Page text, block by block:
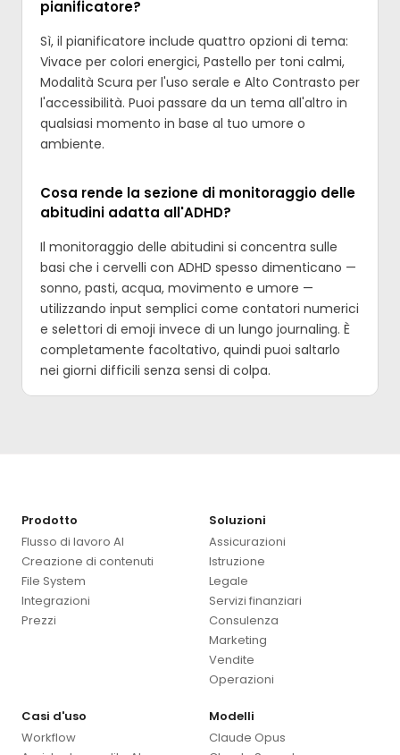
pianificatore?
Sì, il pianificatore include quattro opzioni di tema:
Vivace per colori energici, Pastello per toni calmi,
Modalità Scura per l'uso serale e Alto Contrasto per
l'accessibilità. Puoi passare da un tema all'altro in
qualsiasi momento in base al tuo umore o
ambiente.
Cosa rende la sezione di monitoraggio delle
abitudini adatta all'ADHD?
Il monitoraggio delle abitudini si concentra sulle
basi che i cervelli con ADHD spesso dimenticano —
sonno, pasti, acqua, movimento e umore —
utilizzando input semplici come contatori numerici
e selettori di emoji invece di un lungo journaling. È
completamente facoltativo, quindi puoi saltarlo
nei giorni difficili senza sensi di colpa.
Prodotto
Flusso di lavoro AI
Creazione di contenuti
File System
Integrazioni
Prezzi
Soluzioni
Assicurazioni
Istruzione
Legale
Servizi finanziari
Consulenza
Marketing
Vendite
Operazioni
Casi d'uso
Workflow
Modelli
Claude Opus